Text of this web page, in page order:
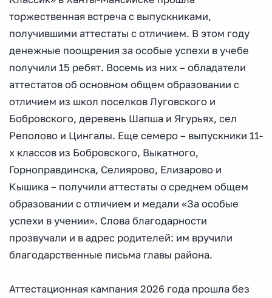
торжественная встреча с выпускниками,
получившими аттестаты с отличием. В этом году
денежные поощрения за особые успехи в учебе
получили 15 ребят. Восемь из них – обладатели
аттестатов об основном общем образовании с
отличием из школ поселков Луговского и
Бобровского, деревень Шапша и Ягурьях, сел
Реполово и Цингалы. Еще семеро – выпускники 11-
х классов из Бобровского, Выкатного,
Горноправдинска, Селиярово, Елизарово и
Кышика – получили аттестаты о среднем общем
образовании с отличием и медали «За особые
успехи в учении». Слова благодарности
прозвучали и в адрес родителей: им вручили
благодарственные письма главы района.
Аттестационная кампания 2026 года прошла без